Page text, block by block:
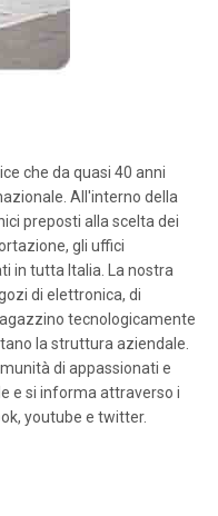
che da quasi 40 anni
All'interno della
preposti alla scelta dei
gli uffici
in tutta Italia. La nostra
di elettronica, di
tecnologicamente
la struttura aziendale.
di appassionati e
e si informa attraverso i
youtube e twitter.